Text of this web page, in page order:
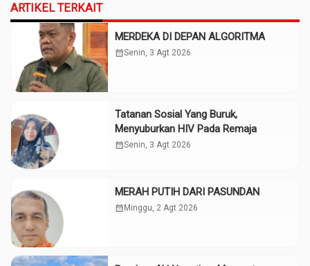
ARTIKEL TERKAIT
MERDEKA DI DEPAN ALGORITMA
calendar_monthSenin, 3 Agt 2026
Tatanan Sosial Yang Buruk,
Menyuburkan HIV Pada Remaja
calendar_monthSenin, 3 Agt 2026
MERAH PUTIH DARI PASUNDAN
calendar_monthMinggu, 2 Agt 2026